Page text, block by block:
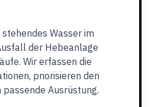
Wasser im
der Hebeanlage
Wir erfassen die
priorisieren den
Ausrüstung.